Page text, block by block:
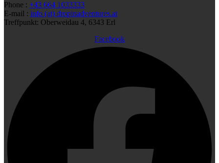
Phone : +43 664 1033333
E-mail : info (at) dropinadventures.at
Treffpunkt: Oberweidau 4, 6343 Erl
Facebook